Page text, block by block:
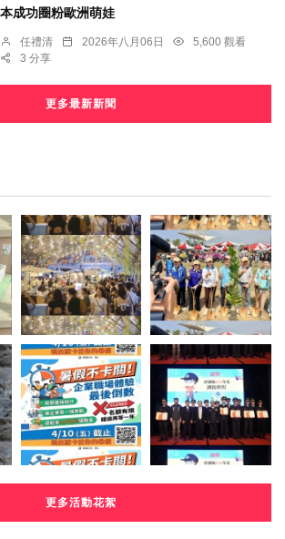
本成功圈粉歐洲萌娃
任禮清 2026年八月06日
5,600 觀看
3 分享
更多最新新聞
更多活動花絮